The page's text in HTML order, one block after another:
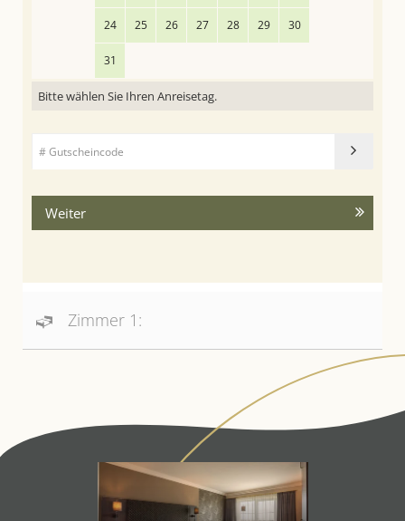
24 25 26 27 28 29 30
31
Bitte wählen Sie Ihren Anreisetag.
Weiter
Zimmer 1: